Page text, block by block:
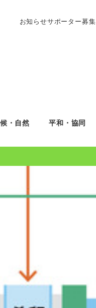
お知らせサポーター募集
・自然 平和・協同